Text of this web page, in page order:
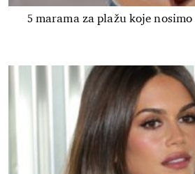
5 marama za plažu koje